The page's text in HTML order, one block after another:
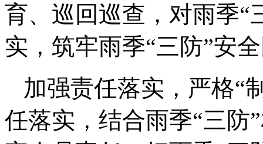
育、巡回巡查，对雨季“
实，筑牢雨季“三防”安
加强责任落实，严格“
任落实，结合雨季“三防